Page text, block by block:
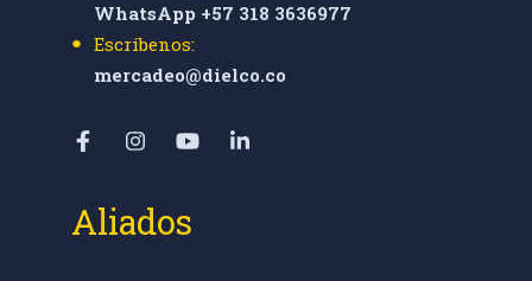
WhatsApp +57 318 3636977
Escríbenos:
mercadeo@dielco.co
Aliados